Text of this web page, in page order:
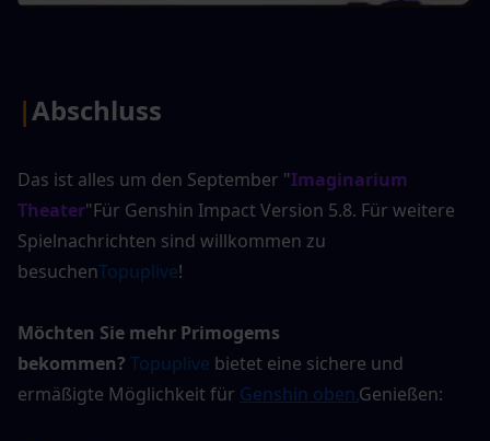
|Abschluss
Das ist alles um den September "Imaginarium
Theater"Für Genshin Impact Version 5.8. Für weitere
Spielnachrichten sind willkommen zu
besuchenTopuplive!
Möchten Sie mehr Primogems
bekommen? Topuplive bietet eine sichere und
ermäßigte Möglichkeit für Genshin oben.Genießen: